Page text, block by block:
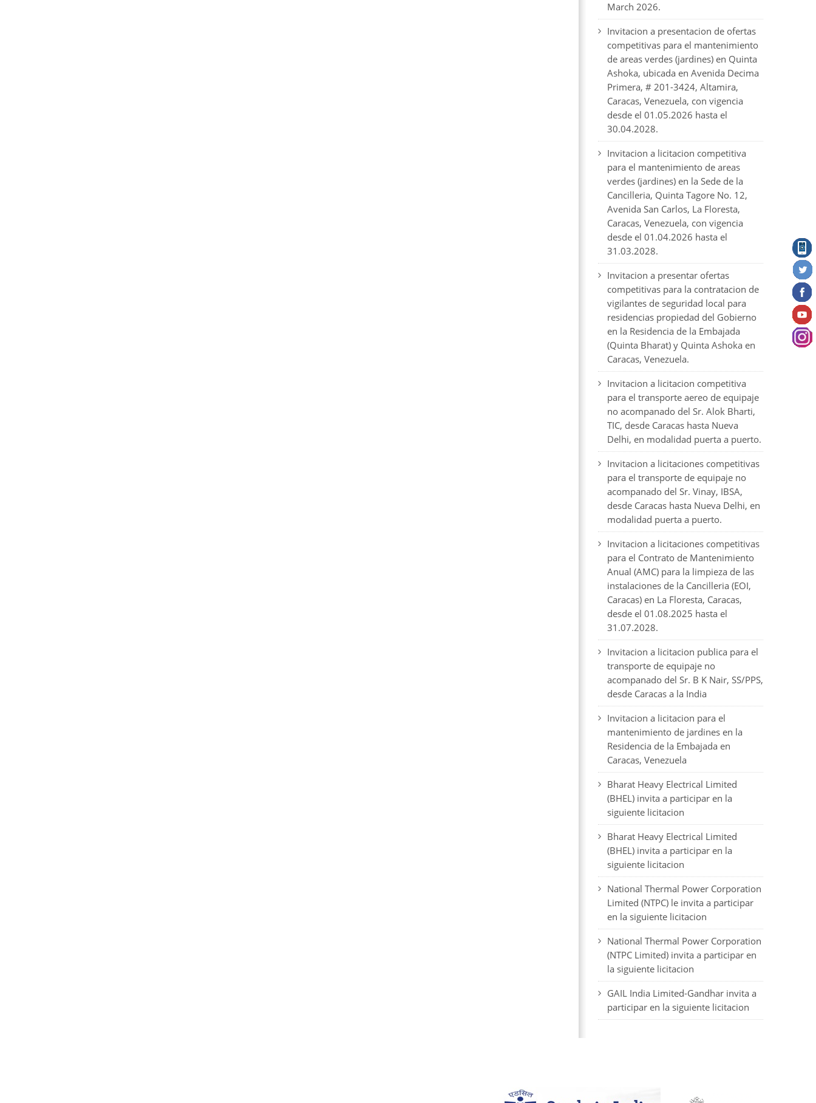
March 2026.
Invitacion a presentacion de ofertas
competitivas para el mantenimiento
de areas verdes (jardines) en Quinta
Ashoka, ubicada en Avenida Decima
Primera, # 201-3424, Altamira,
Caracas, Venezuela, con vigencia
desde el 01.05.2026 hasta el
30.04.2028.
Invitacion a licitacion competitiva
para el mantenimiento de areas
verdes (jardines) en la Sede de la
Cancilleria, Quinta Tagore No. 12,
Avenida San Carlos, La Floresta,
Caracas, Venezuela, con vigencia
desde el 01.04.2026 hasta el
31.03.2028.
Invitacion a presentar ofertas
competitivas para la contratacion de
vigilantes de seguridad local para
residencias propiedad del Gobierno
en la Residencia de la Embajada
(Quinta Bharat) y Quinta Ashoka en
Caracas, Venezuela.
Invitacion a licitacion competitiva
para el transporte aereo de equipaje
no acompanado del Sr. Alok Bharti,
TIC, desde Caracas hasta Nueva
Delhi, en modalidad puerta a puerto.
Invitacion a licitaciones competitivas
para el transporte de equipaje no
acompanado del Sr. Vinay, IBSA,
desde Caracas hasta Nueva Delhi, en
modalidad puerta a puerto.
Invitacion a licitaciones competitivas
para el Contrato de Mantenimiento
Anual (AMC) para la limpieza de las
instalaciones de la Cancilleria (EOI,
Caracas) en La Floresta, Caracas,
desde el 01.08.2025 hasta el
31.07.2028.
Invitacion a licitacion publica para el
transporte de equipaje no
acompanado del Sr. B K Nair, SS/PPS,
desde Caracas a la India
Invitacion a licitacion para el
mantenimiento de jardines en la
Residencia de la Embajada en
Caracas, Venezuela
Bharat Heavy Electrical Limited
(BHEL) invita a participar en la
siguiente licitacion
Bharat Heavy Electrical Limited
(BHEL) invita a participar en la
siguiente licitacion
National Thermal Power Corporation
Limited (NTPC) le invita a participar
en la siguiente licitacion
National Thermal Power Corporation
(NTPC Limited) invita a participar en
la siguiente licitacion
GAIL India Limited-Gandhar invita a
participar en la siguiente licitacion